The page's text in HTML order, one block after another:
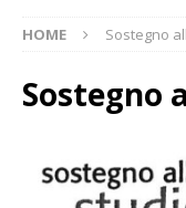
HOME Sostegno
Sostegno